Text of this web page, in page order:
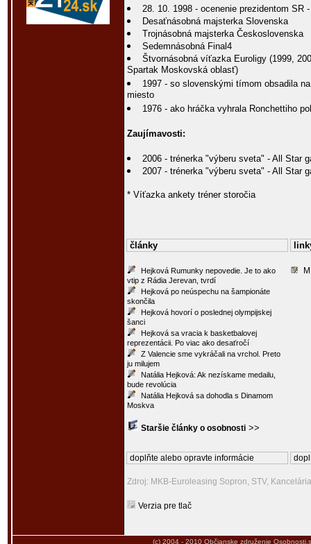
28. 10. 1998 - ocenenie prezidentom SR
Desaťnásobná majsterka Slovenska
Trojnásobná majsterka Československa
Sedemnásobná Final4
Štvornásobná víťazka Euroligy (1999,
Spartak Moskovská oblasť)
1997 - so slovenskými tímom obsadila
miesto
1976 - ako hráčka vyhrala Ronchettiho
Zaujímavosti:
2006 - trénerka "výberu sveta" - All Star
2007 - trénerka "výberu sveta" - All Star
* Víťazka ankety tréner storočia
články
Hejková Rumunky nepovedie. Je to ako
vtip z Rádia Jerevan, tvrdí
Hejková po neúspechu na šampionáte
skončila
Hejková hovorí o poslednej olympijskej
šanci
Hejková sa vracia k basketbalovej
reprezentácii. Po viac ako desaťročí
Z Valencie sme vykráčali na vrchol. Preto
ju milujem
Natália Hejková: Ak nezískame medailu,
bude revolúcia
Natália Hejková sa dohodla s Dinamom
Moskva
Staršie články o osobnosti >>
doplňte alebo opravte informácie
Zdroj: MKB-Euroleasing Sopron, STV,
Verzia pre tlač
(c) 2004 - 2010 Občianske združenie